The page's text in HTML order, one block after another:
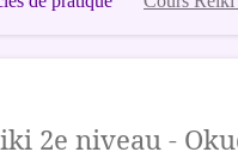
2e niveau -